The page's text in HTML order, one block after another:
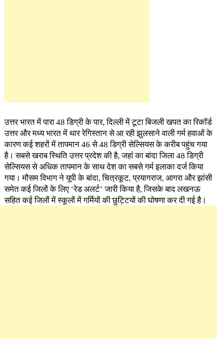
उत्तर भारत में पारा 48 डिग्री के पार, दिल्ली में टूटा बिजली खपत का रिकॉर्ड
उत्तर और मध्य भारत में थार रेगिस्तान से आ रही झुलसाने वाली गर्म हवाओं के
कारण कई शहरों में तापमान 46 से 48 डिग्री सेल्सियस के करीब पहुंच गया
है। सबसे खराब स्थिति उत्तर प्रदेश की है, जहां का बांदा जिला 48 डिग्री
सेल्सियस से अधिक तापमान के साथ देश का सबसे गर्म इलाका दर्ज किया
गया। मौसम विभाग ने यूपी के बांदा, चित्रकूट, प्रयागराज, आगरा और झांसी
समेत कई जिलों के लिए ‘रेड अलर्ट’ जारी किया है, जिसके बाद लखनऊ
सहित कई जिलों में स्कूलों में गर्मियों की छुट्टियों की घोषणा कर दी गई है।